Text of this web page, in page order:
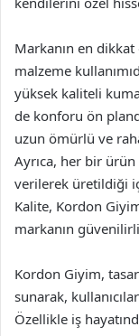
Markanın en
malzeme
yüksek kaliteli
de konforu ön
uzun ömürlü ve
Ayrıca, her bir
verilerek üretildiği
Kalite, Kordon
markanın
Kordon Giyim,
sunarak,
Özellikle iş